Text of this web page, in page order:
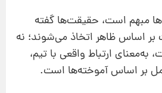
مبهم است، حقیقت‌ها گفته
اساس ظاهر اتخاذ می‌شوند؛ نه
به‌معنای ارتباط واقعی با تیم،
بر اساس آموخته‌ها است.